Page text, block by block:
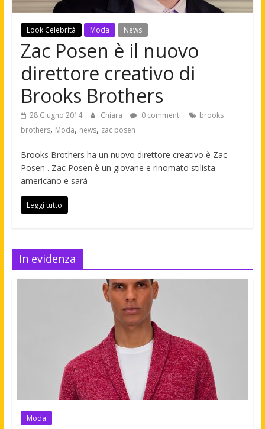
Look Celebrità Moda News
Zac Posen è il nuovo
direttore creativo di
Brooks Brothers
28 Giugno 2014 Chiara 0 commenti
brooks
brothers, Moda, news, zac posen
Brooks Brothers ha un nuovo direttore creativo è Zac
Posen . Zac Posen è un giovane e rinomato stilista
americano e sarà
Leggi tutto
In evidenza
Moda